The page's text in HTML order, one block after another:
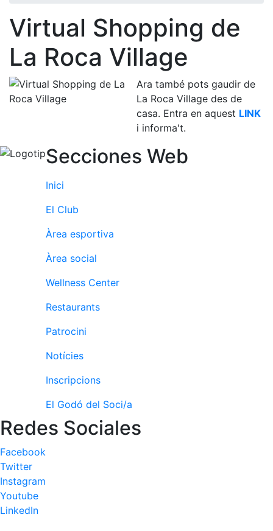
Història
La nostra
història
Cronologia
Presidents
directiva
i comités
Estructura
executiva
Fundació
Serveis
Instal·lacions
Freqüents
nosaltres
Àrea esportiva
Tennis
Escola de
Next Gen
Palmarès
Llegendes
Virtual Shopping de
La Roca Village
Ara també pots gaudir de
La Roca Village des de
casa. Entra en aquest LINK
i informa't.
Secciones Web
Inici
El Club
Àrea esportiva
Àrea social
Wellness Center
Restaurants
Patrocini
Notícies
Inscripcions
El Godó del Soci/a
Redes Sociales
Facebook
Twitter
Instagram
Youtube
LinkedIn